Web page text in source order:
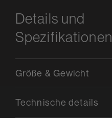
Details und
Spezifikationen
Größe & Gewicht
Technische details